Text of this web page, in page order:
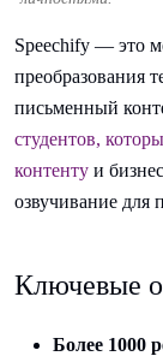
Speechify — это
преобразования
письменный
студентов,
контенту и
озвучивание для
Ключевые
Более 1000